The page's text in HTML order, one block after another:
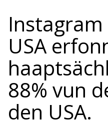
USA
88% vun
den USA.